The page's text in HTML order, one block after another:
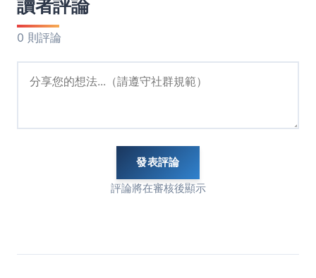
讀者評論
0 則評論
發表評論
評論將在審核後顯示